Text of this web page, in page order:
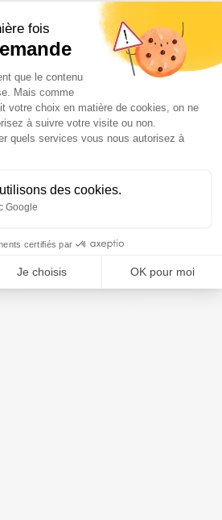
fois
Gestion du
que le contenu
Mais comme
votre choix en matière de cookies, on ne
à suivre votre visite ou non.
quels services vous nous autorisez à
des cookies.
Google
certifiés par
Je choisis OK pour moi
consent